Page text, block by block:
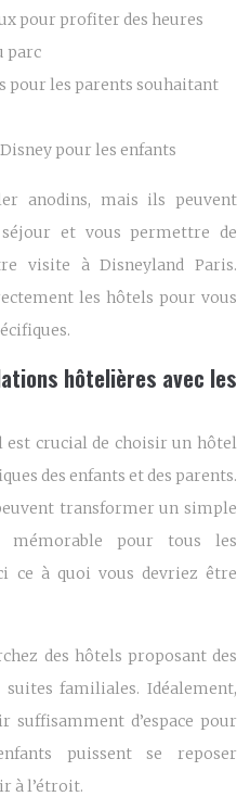
pour profiter des heures
parc
pour les parents souhaitant
pour les enfants
anodins, mais ils peuvent
et vous permettre de
visite à Disneyland Paris.
les hôtels pour vous
hôtelières avec les
est crucial de choisir un hôtel
des enfants et des parents.
transformer un simple
mémorable pour tous les
ce à quoi vous devriez être
des hôtels proposant des
suites familiales. Idéalement,
suffisamment d’espace pour
puissent se reposer
à l’étroit.